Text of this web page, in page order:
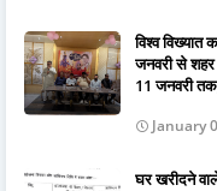
विश्व
जनवरी से शहर
11 जनवरी
January
घर खरीदने